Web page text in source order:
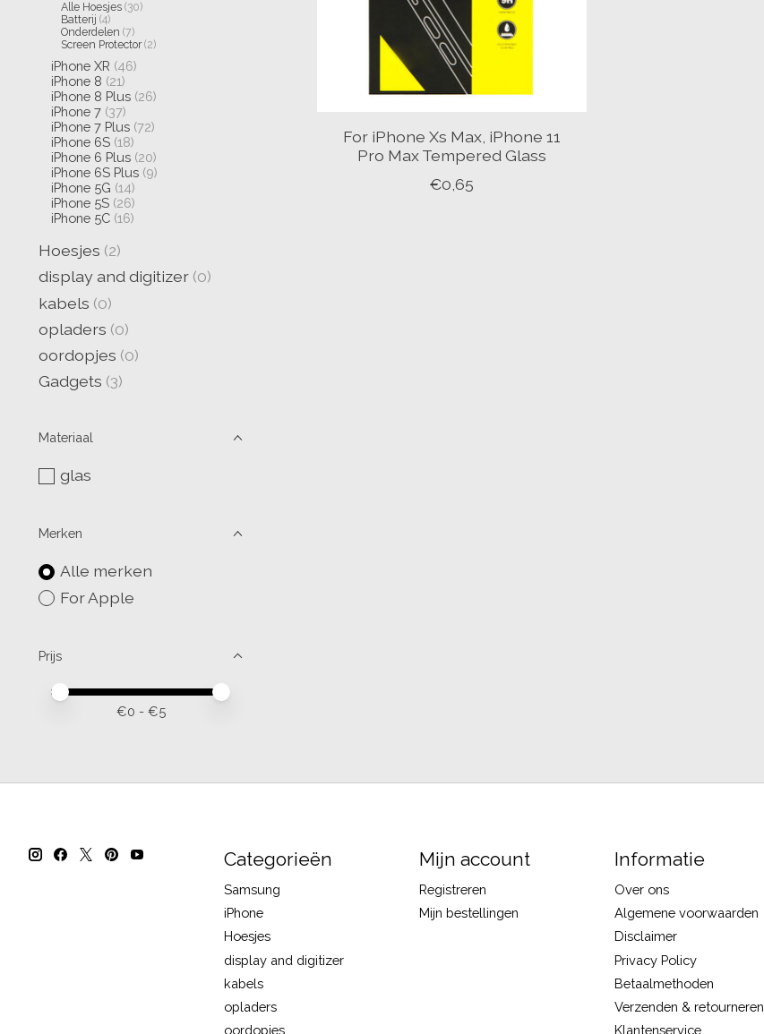
Alle Hoesjes (30)
Batterij (4)
Onderdelen (7)
Screen Protector (2)
iPhone XR (46)
iPhone 8 (21)
iPhone 8 Plus (26)
iPhone 7 (37)
iPhone 7 Plus (72)
iPhone 6S (18)
iPhone 6 Plus (20)
iPhone 6S Plus (9)
iPhone 5G (14)
iPhone 5S (26)
iPhone 5C (16)
Hoesjes (2)
display and digitizer (0)
kabels (0)
opladers (0)
oordopjes (0)
Gadgets (3)
Materiaal
glas
Merken
Alle merken
For Apple
Prijs
Minimale prijswaarde
Price maximum value
€0 - €5
For iPhone Xs Max, iPhone 11
Pro Max Tempered Glass
€0,65
Categorieën
Samsung
iPhone
Hoesjes
display and digitizer
kabels
opladers
oordopjes
Mijn account
Registreren
Mijn bestellingen
Informatie
Over ons
Algemene voorwaarden
Disclaimer
Privacy Policy
Betaalmethoden
Verzenden & retourneren
Klantenservice